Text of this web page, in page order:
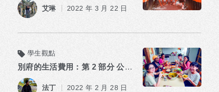
艾琳 2022 年 3 月 22 日
學生觀點
別府的生活費用：第 2 部分 公用事業等！
法丁 2022 年 2 月 28 日